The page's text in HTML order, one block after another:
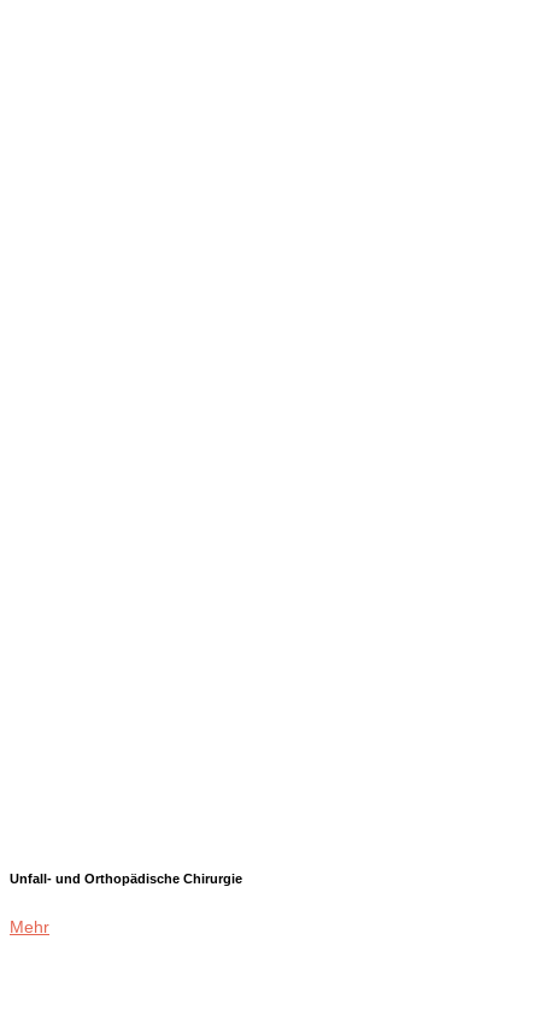
Unfall- und Orthopädische Chirurgie
Mehr